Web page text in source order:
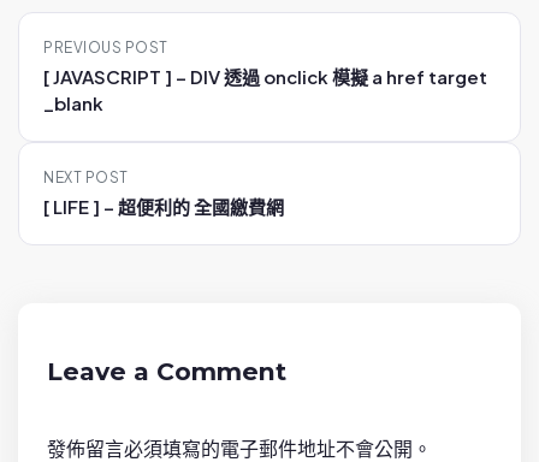
P
t
PREVIOUS POST
[ JAVASCRIPT ] – DIV 透過 onclick 模擬 a href target
_blank
NEXT POST
[ LIFE ] – 超便利的 全國繳費網
Leave a Comment
發佈留言必須填寫的電子郵件地址不會公開。